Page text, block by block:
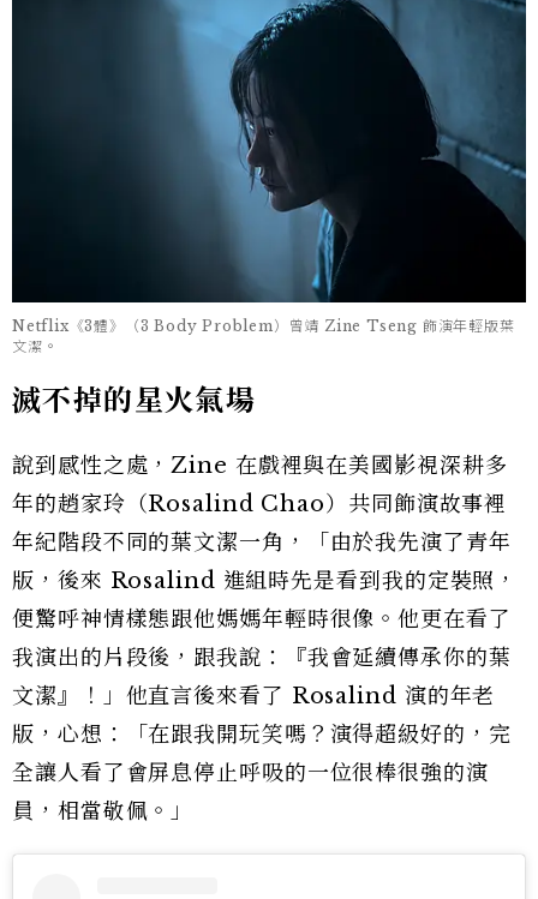
Netflix《3體》（3 Body Problem）曾靖 Zine Tseng 飾演年輕版葉
文潔。
滅不掉的星火氣場
說到感性之處，Zine 在戲裡與在美國影視深耕多
年的趙家玲（Rosalind Chao）共同飾演故事裡
年紀階段不同的葉文潔一角，「由於我先演了青年
版，後來 Rosalind 進組時先是看到我的定裝照，
便驚呼神情樣態跟他媽媽年輕時很像。他更在看了
我演出的片段後，跟我說：『我會延續傳承你的葉
文潔』！」他直言後來看了 Rosalind 演的年老
版，心想：「在跟我開玩笑嗎？演得超級好的，完
全讓人看了會屏息停止呼吸的一位很棒很強的演
員，相當敬佩。」